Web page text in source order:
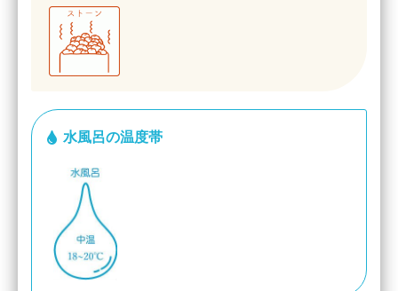
水風呂の温度帯